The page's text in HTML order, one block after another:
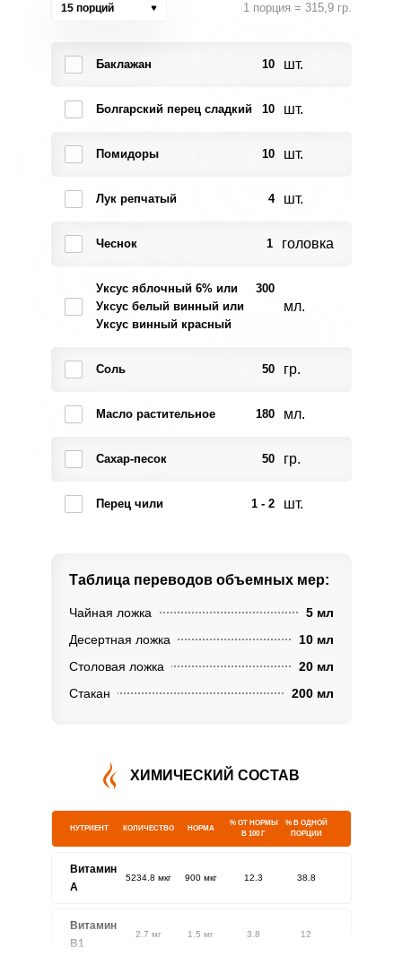
15 порций 1 порция = 315,9 гр.
Баклажан 10 шт.
Болгарский перец сладкий 10 шт.
Помидоры 10 шт.
Лук репчатый 4 шт.
Чеснок 1 головка
Уксус яблочный 6% или
Уксус белый винный или
Уксус винный красный
300
мл.
Соль 50 гр.
Масло растительное 180 мл.
Сахар-песок 50 гр.
Перец чили 1 - 2 шт.
Таблица переводов объемных мер:
Чайная ложка
5 мл
Десертная ложка
10 мл
Столовая ложка
20 мл
Стакан
200 мл
ХИМИЧЕСКИЙ СОСТАВ
НУТРИЕНТ КОЛИЧЕСТВО НОРМА
% ОТ НОРМЫ
В 100 Г
% В ОДНОЙ
ПОРЦИИ
Витамин
A
5234.8 мкг 900 мкг 12.3 38.8
Витамин
В1
2.7 мг 1.5 мг 3.8 12